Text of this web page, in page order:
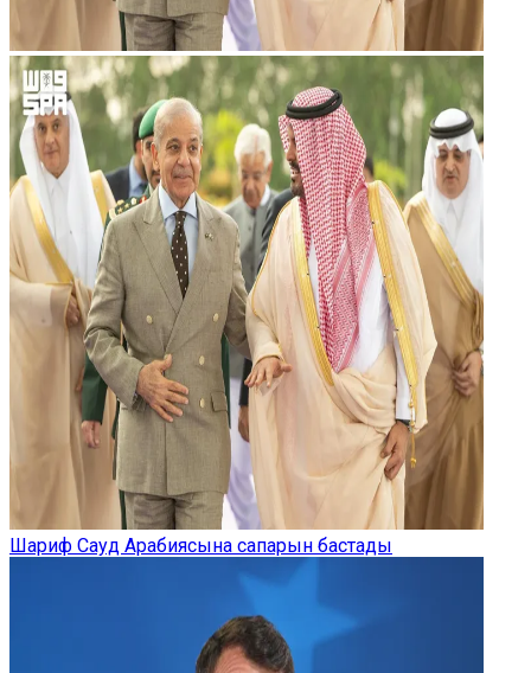
Шариф Сауд Арабиясына сапарын бастады